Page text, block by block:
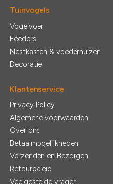
Tuinvogels
Vogelvoer
Feeders
Nestkasten & voederhuizen
Decoratie
Klantenservice
Privacy Policy
Algemene voorwaarden
Over ons
Betaalmogelijkheden
Verzenden en Bezorgen
Retourbeleid
Veelgestelde vragen